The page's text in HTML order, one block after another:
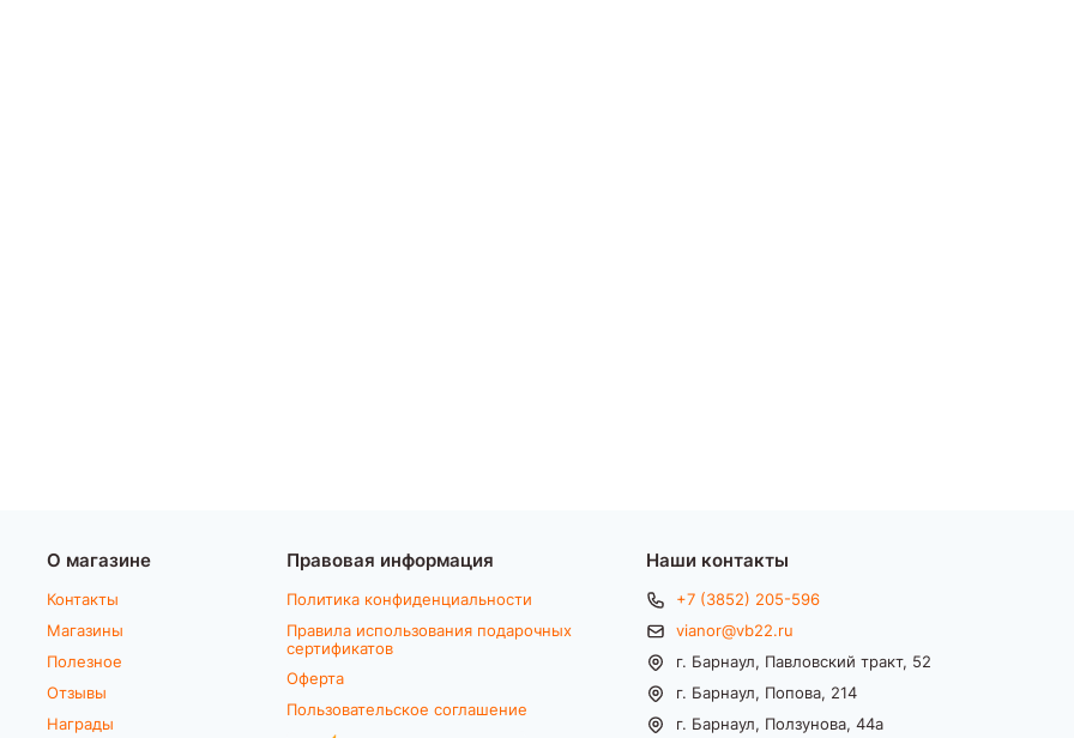
О магазине
Контакты
Магазины
Полезное
Отзывы
Награды
Правовая информация
Политика конфиденциальности
Правила использования подарочных
сертификатов
Оферта
Пользовательское соглашение
Наши контакты
+7 (3852) 205-596
vianor@vb22.ru
г. Барнаул, Павловский тракт, 52
г. Барнаул, Попова, 214
г. Барнаул, Ползунова, 44а